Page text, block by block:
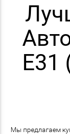
E31
Мы предлагаем